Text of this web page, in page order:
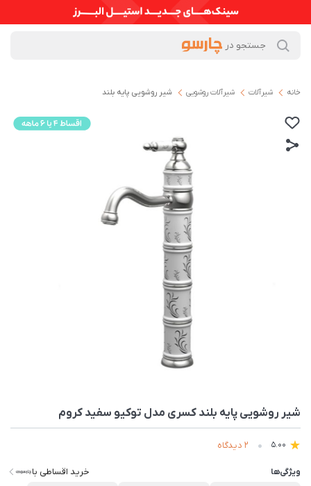
خانه شیرآلات شیرآلات روشویی شیر روشویی پایه بلند
شیر روشویی پایه بلند کسری مدل توکیو سفید کروم
5.00 2 دیدگاه
ویژگی‌ها خرید اقساطی با